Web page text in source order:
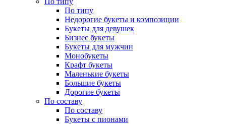
По типу
Недорогие букеты и композиции
Букеты для девушек
Бизнес букеты
Букеты для мужчин
Монобукеты
Крафт букеты
Маленькие букеты
Большие букеты
Дорогие букеты
По составу
По составу
Букеты с пионами